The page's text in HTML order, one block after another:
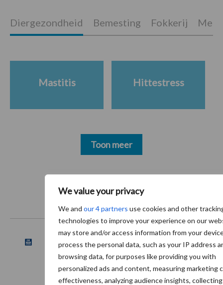
We value your privacy
We and our 4 partners use cookies and other
technologies to improve your experience on our
may store and/or access information from your
process the personal data, such as your IP address
browsing data, for purposes like providing you with
personalized ads and content, measuring marketing
effectiveness, analyzing audience insights,
Diergezondheid Bemesting Fokkerij
Mastitis Hittestress
Toon meer
Onze brandpartners